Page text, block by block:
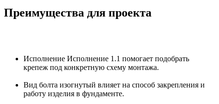
Преимущества для проекта
Исполнение Исполнение 1.1 помогает подобрать
крепеж под конкретную схему монтажа.
Вид болта изогнутый влияет на способ закрепления и
работу изделия в фундаменте.